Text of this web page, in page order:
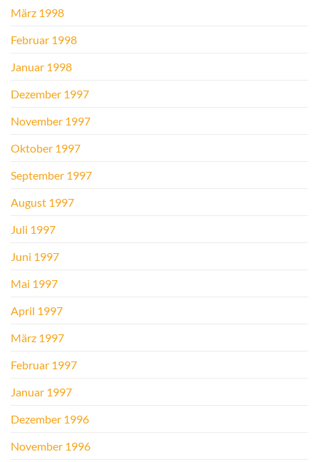
März 1998
Februar 1998
Januar 1998
Dezember 1997
November 1997
Oktober 1997
September 1997
August 1997
Juli 1997
Juni 1997
Mai 1997
April 1997
März 1997
Februar 1997
Januar 1997
Dezember 1996
November 1996